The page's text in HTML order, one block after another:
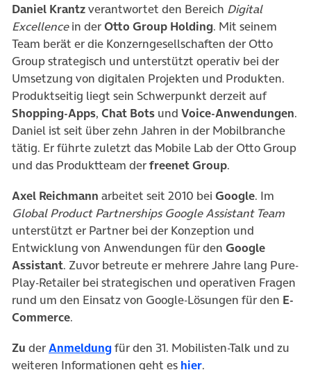
Daniel Krantzverantwortet den Bereich Digital
Excellencein derOtto Group Holding. Mit seinem
Team berät er die Konzerngesellschaften der Otto
Group strategisch und unterstützt operativ bei der
Umsetzung von digitalen Projekten und Produkten.
Produktseitig liegt sein Schwerpunkt derzeit auf
Shopping-Apps, Chat Bots und Voice-Anwendungen.
Daniel ist seit über zehn Jahren in der Mobilbranche
tätig. Er führte zuletzt das Mobile Lab der Otto Group
und das Produktteam derfreenet Group.
Axel Reichmann arbeitet seit 2010 bei Google. Im
Global Product Partnerships Google Assistant Team
unterstützt er Partner bei der Konzeption und
Entwicklung von Anwendungen für den Google
Assistant. Zuvor betreute er mehrere Jahre lang Pure-
Play-Retailer bei strategischen und operativen Fragen
rund um den Einsatz von Google-Lösungen für den E-
Commerce.
Zu derAnmeldung(öffnet in neuem Tab)
für den 31. Mobilisten-Talk und zu
weiteren Informationen geht es hier(öffnet in neuem
.